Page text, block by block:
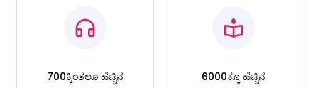
700ಕ್ಕಿಂತಲೂ ಹೆಚ್ಚಿನ
6000ಕ್ಕೂ ಹೆಚ್ಚಿನ